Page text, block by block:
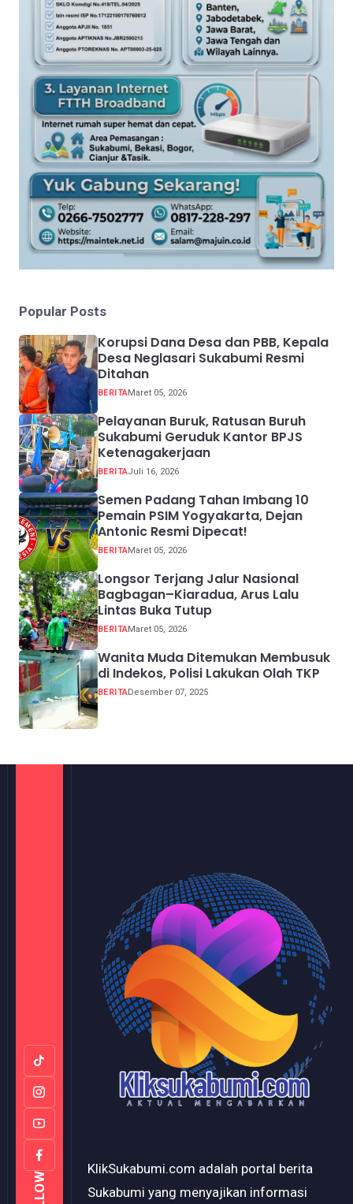
Popular Posts
Korupsi Dana Desa dan PBB, Kepala
Desa Neglasari Sukabumi Resmi
Ditahan
BERITAMaret 05, 2026
Pelayanan Buruk, Ratusan Buruh
Sukabumi Geruduk Kantor BPJS
Ketenagakerjaan
BERITAJuli 16, 2026
Semen Padang Tahan Imbang 10
Pemain PSIM Yogyakarta, Dejan
Antonic Resmi Dipecat!
BERITAMaret 05, 2026
Longsor Terjang Jalur Nasional
Bagbagan–Kiaradua, Arus Lalu
Lintas Buka Tutup
BERITAMaret 05, 2026
Wanita Muda Ditemukan Membusuk
di Indekos, Polisi Lakukan Olah TKP
BERITADesember 07, 2025
KlikSukabumi.com adalah portal berita
Sukabumi yang menyajikan informasi